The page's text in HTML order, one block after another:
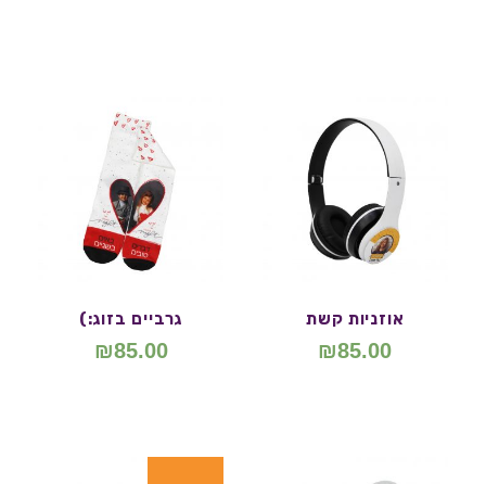
אוזניות קשת
₪85.00
גרביים בזוג:)
₪85.00